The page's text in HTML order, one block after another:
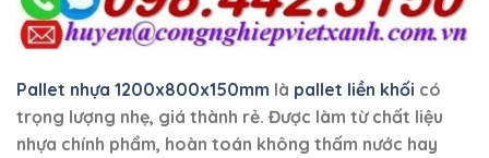
Pallet nhựa 1200x800x150mm là pallet liền khối có
trọng lượng nhẹ, giá thành rẻ. Được làm từ chất liệu
nhựa chính phẩm, hoàn toán không thấm nước hay